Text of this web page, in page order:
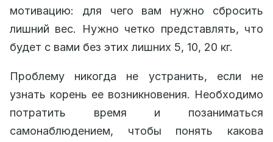
мотивацию: для чего вам нужно сбросить
лишний вес. Нужно четко представлять, что
будет с вами без этих лишних 5, 10, 20 кг.
Проблему никогда не устранить, если не
узнать корень ее возникновения. Необходимо
потратить время и позаниматься
самонаблюдением, чтобы понять какова